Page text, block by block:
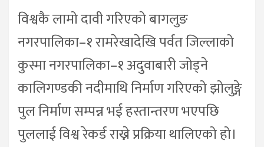
विश्वकै लामो दावी गरिएको बागलुङ
नगरपालिका–१ रामरेखादेखि पर्वत जिल्लाको
कुस्मा नगरपालिका–१ अदुवाबारी जोड्ने
कालिगण्डकी नदीमाथि निर्माण गरिएको झोलुङ्गे
पुल निर्माण सम्पन्न भई हस्तान्तरण भएपछि
पुललाई विश्व रेकर्ड राख्ने प्रक्रिया थालिएको हो।